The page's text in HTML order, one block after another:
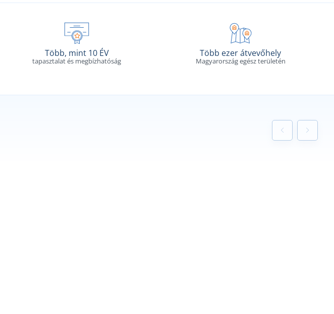
Több, mint 10 ÉV
tapasztalat és megbízhatóság
Több ezer átvevőhely
Magyarország egész területén